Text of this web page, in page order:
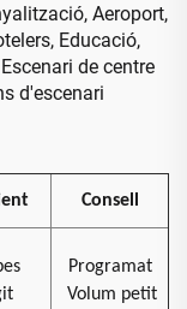
Aeroport,
Educació,
de centre
d'escenari
Consell
Programat
Volum petit